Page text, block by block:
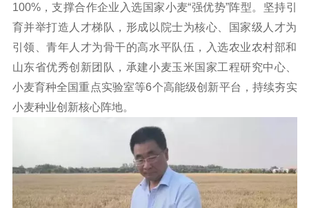
100%，支撑合作企业入选国家小麦“强优势”阵型。坚持引
育并举打造人才梯队，形成以院士为核心、国家级人才为
引领、青年人才为骨干的高水平队伍，入选农业农村部和
山东省优秀创新团队，承建小麦玉米国家工程研究中心、
小麦育种全国重点实验室等6个高能级创新平台，持续夯实
小麦种业创新核心阵地。